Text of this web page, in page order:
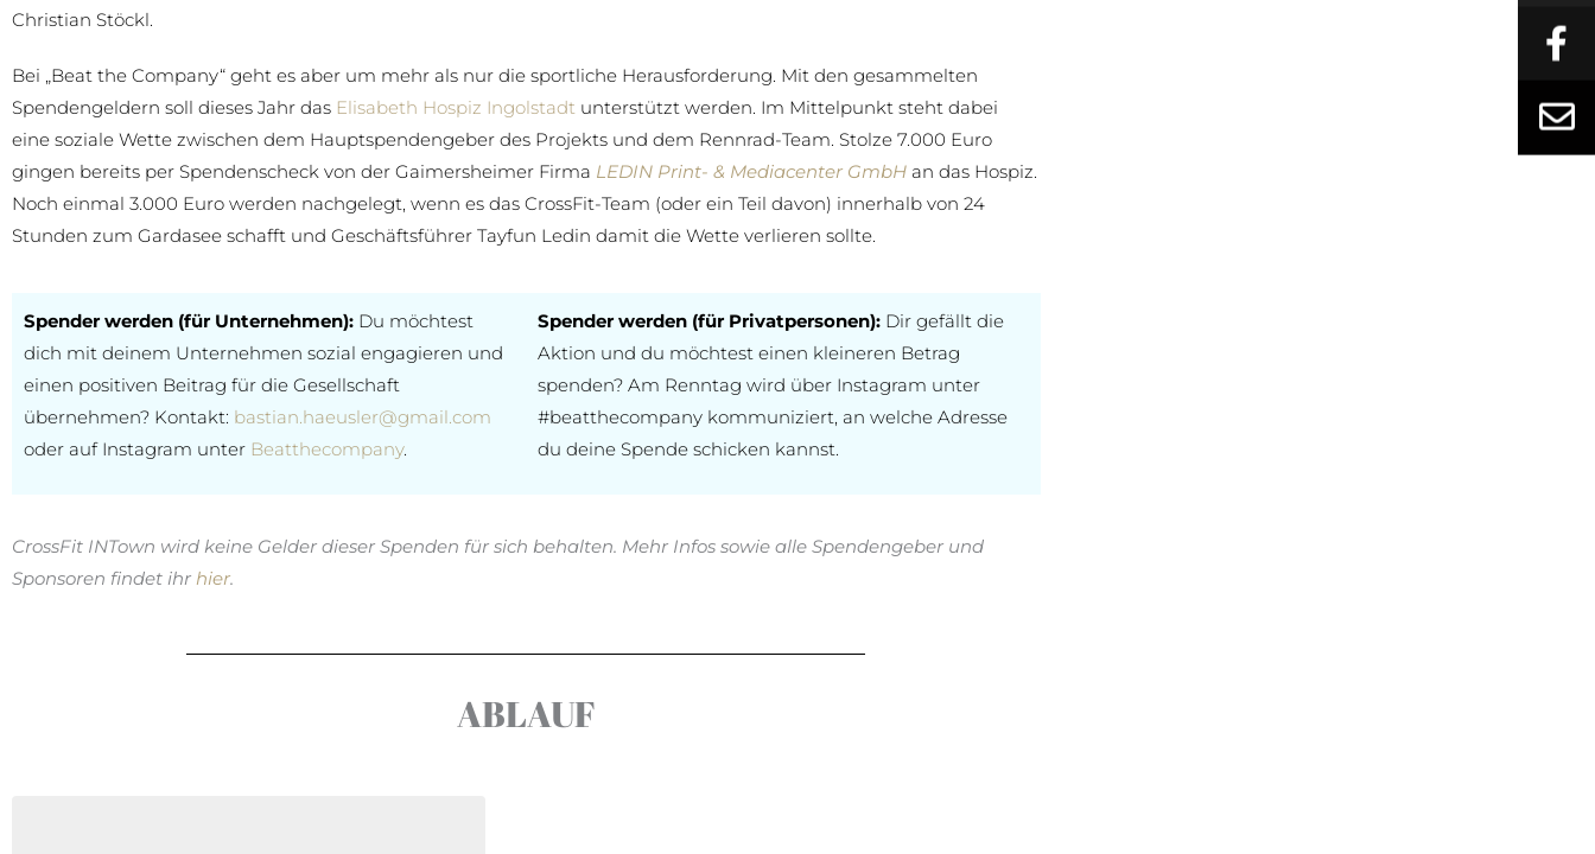
Christian Stöckl.
Bei „Beat the Company“ geht es aber um mehr als nur die sportliche Herausforderung. Mit den gesammelten
Spendengeldern soll dieses Jahr das Elisabeth Hospiz Ingolstadt unterstützt werden. Im Mittelpunkt steht dabei
eine soziale Wette zwischen dem Hauptspendengeber des Projekts und dem Rennrad-Team. Stolze 7.000 Euro
gingen bereits per Spendenscheck von der Gaimersheimer Firma LEDIN Print- & Mediacenter GmbH an das Hospiz.
Noch einmal 3.000 Euro werden nachgelegt, wenn es das CrossFit-Team (oder ein Teil davon) innerhalb von 24
Stunden zum Gardasee schafft und Geschäftsführer Tayfun Ledin damit die Wette verlieren sollte.
Spender werden (für Unternehmen): Du möchtest
dich mit deinem Unternehmen sozial engagieren und
einen positiven Beitrag für die Gesellschaft
übernehmen? Kontakt: bastian.haeusler@gmail.com
oder auf Instagram unter Beatthecompany.
Spender werden (für Privatpersonen): Dir gefällt die
Aktion und du möchtest einen kleineren Betrag
spenden? Am Renntag wird über Instagram unter
#beatthecompany kommuniziert, an welche Adresse
du deine Spende schicken kannst.
CrossFit INTown wird keine Gelder dieser Spenden für sich behalten. Mehr Infos sowie alle Spendengeber und
Sponsoren findet ihr hier.
ABLAUF